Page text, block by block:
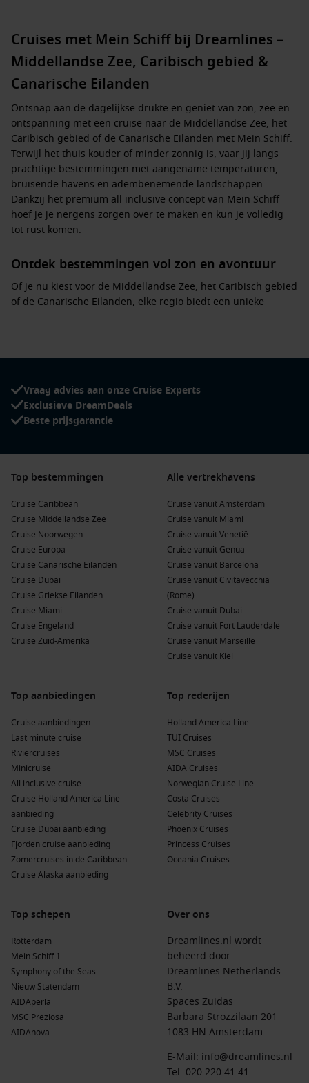
Cruises met Mein Schiff bij Dreamlines –
Middellandse Zee, Caribisch gebied &
Canarische Eilanden
Ontsnap aan de dagelijkse drukte en geniet van zon, zee en
ontspanning met een cruise naar de Middellandse Zee, het
Caribisch gebied of de Canarische Eilanden met Mein Schiff.
Terwijl het thuis kouder of minder zonnig is, vaar jij langs
prachtige bestemmingen met aangename temperaturen,
bruisende havens en adembenemende landschappen.
Dankzij het premium all inclusive conceptvan Mein Schiff
hoef je je nergens zorgen over te maken en kun je volledig
tot rust komen.
Ontdek bestemmingen vol zon en avontuur
Of je nu kiest voor de Middellandse Zee, het Caribisch gebied
of de Canarische Eilanden, elke regio biedt een unieke
Caribisch gebied– Ontsnap aan de winter en vaar langs
tropische eilanden zoals
met hagelwitte stranden en turquoise wateren.
Canarische Eilanden– Geniet van milde temperaturen
en Lanzarote, vaak gecombineerd met een bezoek aan
Een cruise naar deze regio’s is de perfecte manier om
meerdere bestemmingen in één reis te ontdekken
volledig kunt ontspannen en genieten van comfort en service
aan boord.
Premium all inclusive aan boord
Aan boord van Mein Schiff staat alles in het teken vanrust,
gemak en plezier . Dankzij het premium all inclusive concept
Uitgebreide maaltijden in verschillende restaurants
Wellnessfaciliteiten zoals spa, sauna en fitness
Gevarieerd entertainmentprogramma en activiteiten voor
het hele gezin
Ruime dekken en rustige zones waar ontspanning centraal
Hier kun je echt even loskomen van de dagelijkse drukte en
genieten van een vakantie waarinontspanning en plezier
hand in hand gaan
zonovergoten bestemmingen
Premium all inclusive zorgt voorzorgeloos genieten
zonder onverwachte kosten
Ontdek
meerdere bestemmingenzonder steeds opnieuw
te hoeven reizen
Ideaal voor
families, stellen en vriendendankzij
Vraag advies aan onze Cruise Experts
Exclusieve DreamDeals
Beste prijsgarantie
Top bestemmingen
Cruise Caribbean
Cruise Middellandse Zee
Cruise Noorwegen
Cruise Europa
Cruise Canarische Eilanden
Cruise Dubai
Cruise Griekse Eilanden
Cruise Miami
Cruise Engeland
Cruise Zuid-Amerika
Alle vertrekhavens
Cruise vanuit Amsterdam
Cruise vanuit Miami
Cruise vanuit Venetië
Cruise vanuit Genua
Cruise vanuit Barcelona
Cruise vanuit Civitavecchia
(Rome)
Cruise vanuit Dubai
Cruise vanuit Fort Lauderdale
Cruise vanuit Marseille
Cruise vanuit Kiel
Top aanbiedingen
Cruise aanbiedingen
Last minute cruise
Riviercruises
Minicruise
All inclusive cruise
Cruise Holland America Line
aanbieding
Cruise Dubai aanbieding
Fjorden cruise aanbieding
Zomercruises in de Caribbean
Cruise Alaska aanbieding
Top rederijen
Holland America Line
TUI Cruises
MSC Cruises
AIDA Cruises
Norwegian Cruise Line
Costa Cruises
Celebrity Cruises
Phoenix Cruises
Princess Cruises
Oceania Cruises
Top schepen
Rotterdam
Mein Schiff 1
Symphony of the Seas
Nieuw Statendam
AIDAperla
MSC Preziosa
AIDAnova
Over ons
Dreamlines.nl wordt
beheerd door
Dreamlines Netherlands
B.V.
Spaces Zuidas
Barbara Strozzilaan 201
1083 HN Amsterdam
E-Mail: info@dreamlines.nl
Tel: 020 220 41 41